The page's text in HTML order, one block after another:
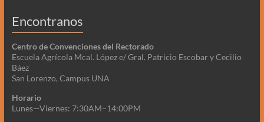
Encontranos
Centro de Convenciones del Rectorado
Escuela Agrícola Mcal. López e/ Gral. Patricio Escobar y Cecilio
Báez
San Lorenzo, Campus UNA
Horario
Lunes—Viernes: 7:30AM–14:00PM